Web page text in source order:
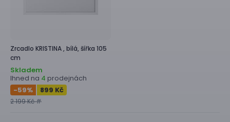
Zrcadlo KRISTINA , bílá, šířka 105
cm
Skladem
Ihned na 4 prodejnách
-59% 899 Kč
2 199 Kč #